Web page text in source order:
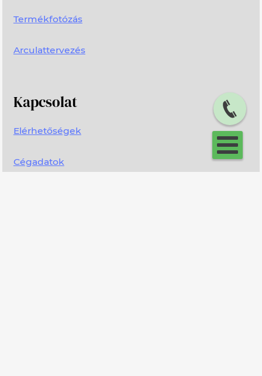
Termékfotózás
Arculattervezés
Kapcsolat
Elérhetőségek
Cégadatok